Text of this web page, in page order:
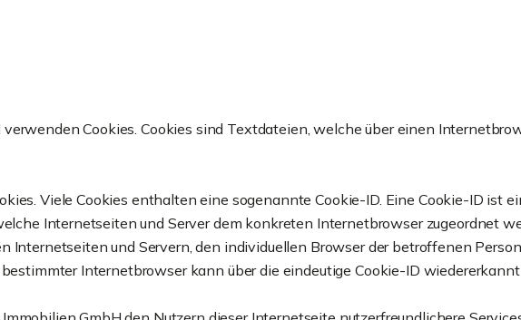
Cookies. Cookies sind Textdateien, welche über einen
Viele Cookies enthalten eine sogenannte Cookie-ID. Eine Cookie-ID ist
Internetseiten und Server dem konkreten Internetbrowser zugeordnet
Internetseiten und Servern, den individuellen Browser der betroffenen
Internetbrowser kann über die eindeutige Cookie-ID